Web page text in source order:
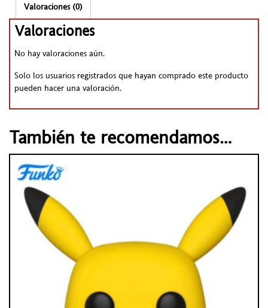
Valoraciones (0)
Valoraciones
No hay valoraciones aún.
Solo los usuarios registrados que hayan comprado este producto
pueden hacer una valoración.
También te recomendamos…